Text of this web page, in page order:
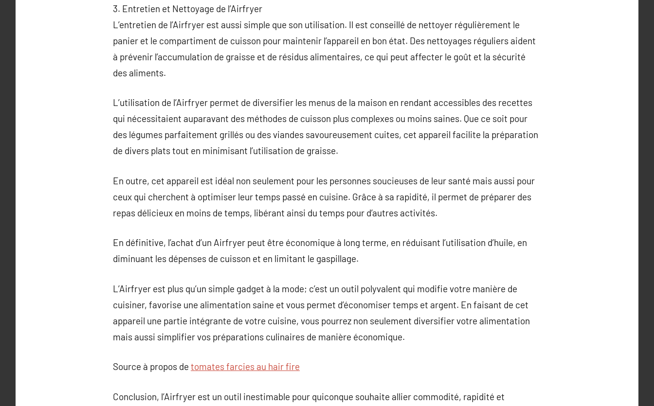
3. Entretien et Nettoyage de l’Airfryer
L’entretien de l’Airfryer est aussi simple que son utilisation. Il est conseillé de nettoyer régulièrement le
panier et le compartiment de cuisson pour maintenir l’appareil en bon état. Des nettoyages réguliers aident
à prévenir l’accumulation de graisse et de résidus alimentaires, ce qui peut affecter le goût et la sécurité
des aliments.
L’utilisation de l’Airfryer permet de diversifier les menus de la maison en rendant accessibles des recettes
qui nécessitaient auparavant des méthodes de cuisson plus complexes ou moins saines. Que ce soit pour
des légumes parfaitement grillés ou des viandes savoureusement cuites, cet appareil facilite la préparation
de divers plats tout en minimisant l’utilisation de graisse.
En outre, cet appareil est idéal non seulement pour les personnes soucieuses de leur santé mais aussi pour
ceux qui cherchent à optimiser leur temps passé en cuisine. Grâce à sa rapidité, il permet de préparer des
repas délicieux en moins de temps, libérant ainsi du temps pour d’autres activités.
En définitive, l’achat d’un Airfryer peut être économique à long terme, en réduisant l’utilisation d’huile, en
diminuant les dépenses de cuisson et en limitant le gaspillage.
L’Airfryer est plus qu’un simple gadget à la mode; c’est un outil polyvalent qui modifie votre manière de
cuisiner, favorise une alimentation saine et vous permet d’économiser temps et argent. En faisant de cet
appareil une partie intégrante de votre cuisine, vous pourrez non seulement diversifier votre alimentation
mais aussi simplifier vos préparations culinaires de manière économique.
Source à propos de tomates farcies au hair fire
Conclusion, l’Airfryer est un outil inestimable pour quiconque souhaite allier commodité, rapidité et